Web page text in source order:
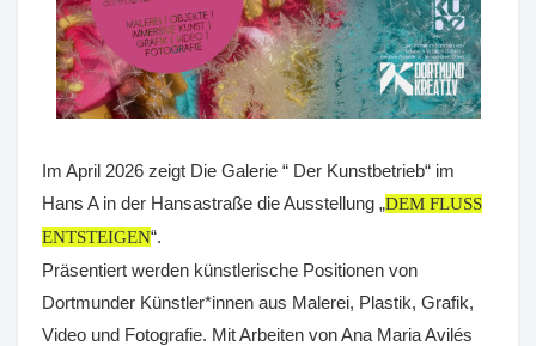
Im April 2026 zeigt Die Galerie “ Der Kunstbetrieb“ im
Hans A in der Hansastraße die Ausstellung „DEM FLUSS
ENTSTEIGEN“.
Präsentiert werden künstlerische Positionen von
Dortmunder Künstler*innen aus Malerei, Plastik, Grafik,
Video und Fotografie. Mit Arbeiten von Ana Maria Avilés